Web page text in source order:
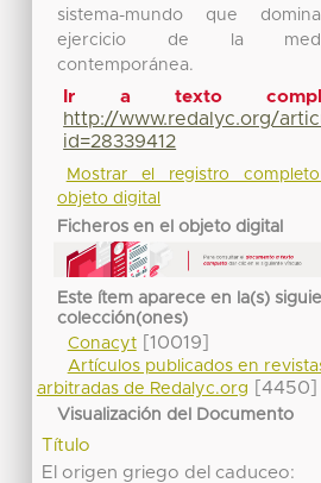
sistema-mundo que
ejercicio de la
contemporánea.
Ir a texto
http://www.redalyc.org/
id=28339412
Mostrar el registro
objeto digital
Ficheros en el objeto digital
Este ítem aparece en la(s)
colección(ones)
Conacyt[10019]
Artículos publicados en
arbitradas de Redalyc.org
[4450]
Visualización del Documento
Título
El origen griego del caduceo: